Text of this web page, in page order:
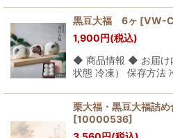
黒豆大福 6ヶ [VW-
1,900円(税込)
◆ 商品情報 ◆ お届け
状態 冷凍） 保存方法
栗大福・黒豆大福詰
[10000536]